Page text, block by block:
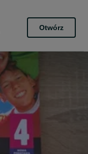
Otwórz